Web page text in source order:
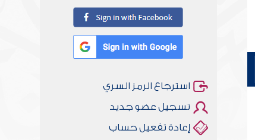
استرجاع الرمز السري
تسجيل عضو جديد
إعادة تفعيل حساب